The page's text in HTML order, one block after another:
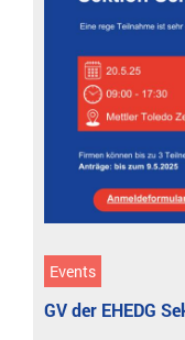
Events
GV der EHEDG